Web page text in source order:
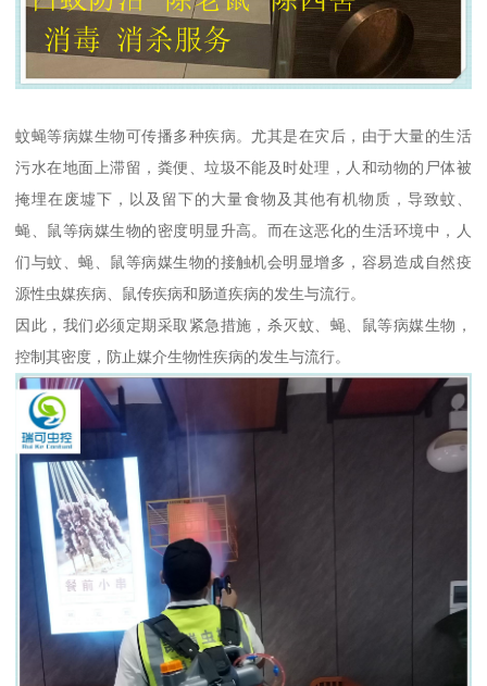
蚊蝇等病媒生物可传播多种疾病。尤其是在灾后，由于大量的生活
污水在地面上滞留，粪便、垃圾不能及时处理，人和动物的尸体被
掩埋在废墟下，以及留下的大量食物及其他有机物质，导致蚊、
蝇、鼠等病媒生物的密度明显升高。而在这恶化的生活环境中，人
们与蚊、蝇、鼠等病媒生物的接触机会明显增多，容易造成自然疫
源性虫媒疾病、鼠传疾病和肠道疾病的发生与流行。
因此，我们必须定期采取紧急措施，杀灭蚊、蝇、鼠等病媒生物，
控制其密度，防止媒介生物性疾病的发生与流行。